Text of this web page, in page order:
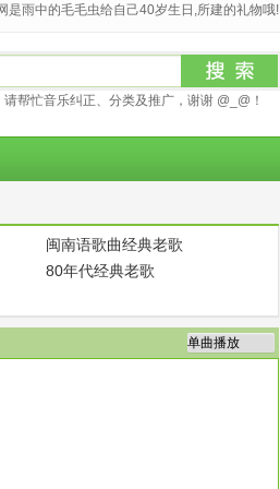
是雨中的毛毛虫给自己40岁生日,所建的礼物哦!
帮忙音乐纠正、分类及推广，谢谢 @_@！
闽南语歌曲经典老歌
80年代经典老歌